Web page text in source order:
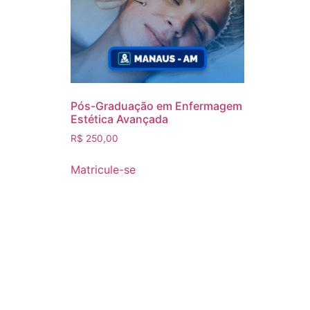
Pós-Graduação em Enfermagem
Estética Avançada
R$ 250,00
Matricule-se